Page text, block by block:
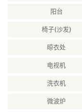
阳台
椅子(沙发)
晾衣处
电视机
洗衣机
微波炉